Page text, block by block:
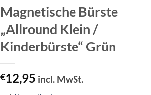
Magnetische Bürste
„Allround Klein /
Kinderbürste“ Grün
€12,95 incl. MwSt.